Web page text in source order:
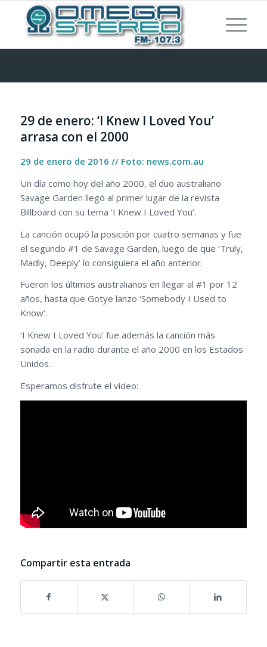
29 de enero: ‘I Knew I Loved You’
arrasa con el 2000
29 de enero de 2016 // Foto: news.com.au
Un día como hoy del año 2000, el duo australiano
Savage Garden llegó al primer lugar de la revista
Billboard con su tema ‘I Knew I Loved You’.
La canción ocupó la posición por cuatro semanas y fue
el segundo #1 de Savage Garden, luego de que ‘Truly,
Madly, Deeply’ lo consiguiera el año anterior.
Fueron los últimos australianos en llegar al #1 por 12
años, hasta que Gotye lanzo ‘Somebody I Used to
Know’.
‘I Knew I Loved You’ fue además la canción más
sonada en la radio durante el año 2000 en los Estados
Unidos.
Esperamos disfrute el video:
Compartir esta entrada